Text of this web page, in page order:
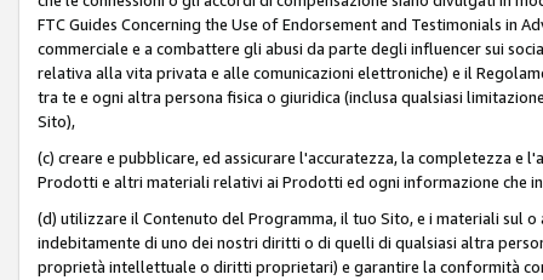
FTC Guides Concerning the Use of Endorsement and Testimonials in
commerciale e a combattere gli abusi da parte degli influencer sui
relativa alla vita privata e alle comunicazioni elettroniche) e il
tra te e ogni altra persona fisica o giuridica (inclusa qualsiasi
Sito),
(c) creare e pubblicare, ed assicurare l'accuratezza, la completezza
Prodotti e altri materiali relativi ai Prodotti ed ogni informazione che
(d) utilizzare il Contenuto del Programma, il tuo Sito, e i materiali sul
indebitamente di uno dei nostri diritti o di quelli di qualsiasi altra
proprietà intellettuale o diritti proprietari) e garantire la conformità